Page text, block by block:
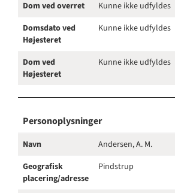
Dom ved overret
Kunne ikke udfyldes
Domsdato ved
Højesteret
Kunne ikke udfyldes
Dom ved
Højesteret
Kunne ikke udfyldes
Personoplysninger
Navn
Andersen, A. M.
Geografisk
placering/adresse
Pindstrup